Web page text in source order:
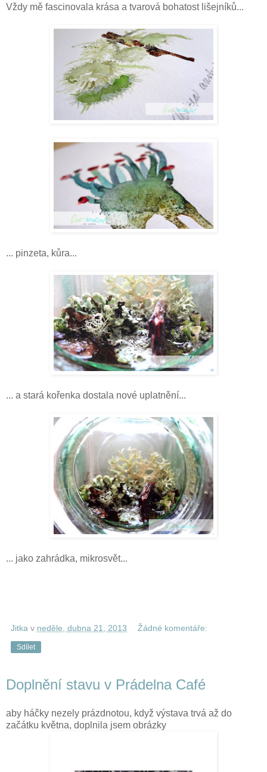
Vždy mě fascinovala krása a tvarová bohatost lišejníků...
... pinzeta, kůra...
... a stará kořenka dostala nové uplatnění...
... jako zahrádka, mikrosvět...
Jitka v neděle, dubna 21, 2013 Žádné komentáře:
Sdílet
Doplnění stavu v Prádelna Café
aby háčky nezely prázdnotou, když výstava trvá až do
začátku května, doplnila jsem obrázky